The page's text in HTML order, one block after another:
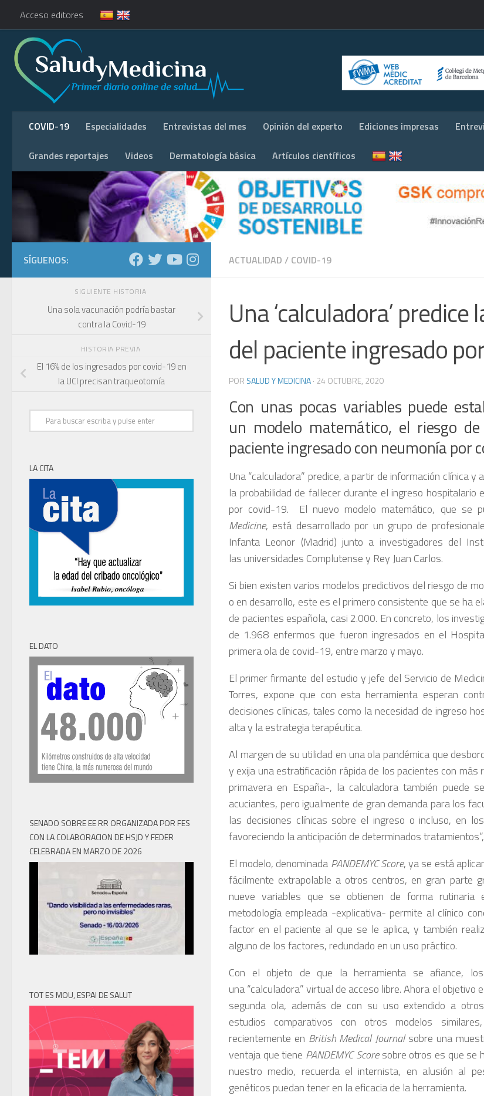
Acceso editores
COVID-19 Especialidades Entrevistas del mes Opinión del experto Ediciones impresas
Grandes reportajes Videos Dermatología básica Artículos científicos
ACTUALIDAD / COVID-19
Una ‘calculadora’
del paciente ingresado
POR SALUD Y MEDICINA· 24 OCTUBRE, 2020
Con unas pocas variables puede
un modelo matemático, el riesgo
paciente ingresado con neumonía por
Una “calculadora” predice, a partir de información clínica y
la probabilidad de fallecer durante el ingreso hospitalario
por covid-19. El nuevo modelo matemático, que se
Medicine, está desarrollado por un grupo de
Infanta Leonor (Madrid) junto a investigadores del
las universidades Complutense y Rey Juan Carlos.
Si bien existen varios modelos predictivos del riesgo de
o en desarrollo, este es el primero consistente que se ha
de pacientes española, casi 2.000. En concreto, los
de 1.968 enfermos que fueron ingresados en el
primera ola de covid-19, entre marzo y mayo.
El primer firmante del estudio y jefe del Servicio de
Torres, expone que con esta herramienta esperan
decisiones clínicas, tales como la necesidad de ingreso
alta y la estrategia terapéutica.
Al margen de su utilidad en una ola pandémica que
y exija una estratificación rápida de los pacientes con
primavera en España-, la calculadora también puede
acuciantes, pero igualmente de gran demanda para los
las decisiones clínicas sobre el ingreso o incluso, en
favoreciendo la anticipación de determinados
El modelo, denominada PANDEMYC Score, ya se está
fácilmente extrapolable a otros centros, en gran parte
nueve variables que se obtienen de forma rutinaria
metodología empleada -explicativa- permite al clínico
factor en el paciente al que se le aplica, y también
alguno de los factores, redundado en un uso práctico.
Con el objeto de que la herramienta se afiance,
una “calculadora” virtual de acceso libre. Ahora el objetivo
segunda ola, además de con su uso extendido a
estudios comparativos con otros modelos
recientemente en British Medical Journalsobre una
ventaja que tiene PANDEMYC Scoresobre otros es que se
nuestro medio, recuerda el internista, en alusión al
genéticos puedan tener en la eficacia de la herramienta.
SÍGUENOS:
SIGUIENTE HISTORIA
Una sola vacunación podría bastar
contra la Covid-19
HISTORIA PREVIA
El 16% de los ingresados por covid-19 en
la UCI precisan traqueotomía
LA CITA
EL DATO
SENADO SOBRE EE RR ORGANIZADA POR FES
CON LA COLABORACION DE HSJD Y FEDER
CELEBRADA EN MARZO DE 2026
TOT ES MOU, ESPAI DE SALUT